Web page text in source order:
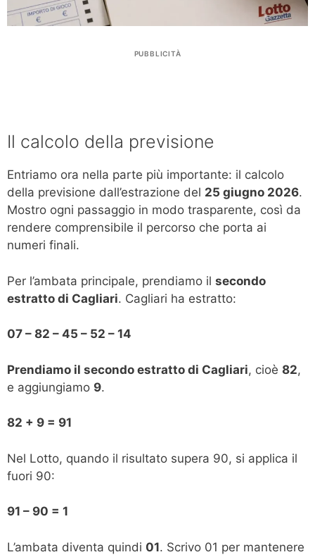
PUBBLICITÀ
Il calcolo della previsione
Entriamo ora nella parte più importante: il calcolo
della previsione dall’estrazione del 25 giugno 2026.
Mostro ogni passaggio in modo trasparente, così da
rendere comprensibile il percorso che porta ai
numeri finali.
Per l’ambata principale, prendiamo il secondo
estratto di Cagliari. Cagliari ha estratto:
07 – 82 – 45 – 52 – 14
Prendiamo il secondo estratto di Cagliari, cioè 82,
e aggiungiamo 9.
82 + 9 = 91
Nel Lotto, quando il risultato supera 90, si applica il
fuori 90:
91 – 90 = 1
L’ambata diventa quindi 01. Scrivo 01 per mantenere